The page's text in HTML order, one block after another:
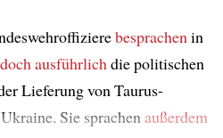
besprachen in
ausführlich die politischen
Lieferung von Taurus-
Sie sprachen außerdem